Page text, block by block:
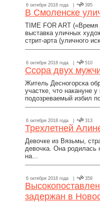
6 октября 2018 года | 395
В Смоленске
TIME FOR ART
выставка уличных
стрит-арта (уличного
6 октября 2018 года | 510
Ссора двух
Житель Десногорска
участке, что накануне
подозреваемый избил
6 октября 2018 года | 313
Трехлетней
Девочке из Вязьмы,
девочка. Она родилась
на...
6 октября 2018 года | 359
задержан в